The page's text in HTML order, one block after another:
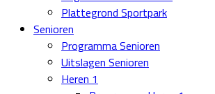
Plattegrond Sportpark
Senioren
Programma Senioren
Uitslagen Senioren
Heren 1